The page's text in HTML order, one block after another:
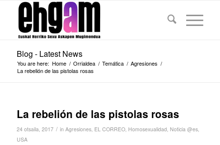
Blog - Latest News
You are here: Home / Orrialdea / Temática / Agresiones /
La rebelión de las pistolas rosas
La rebelión de las pistolas rosas
24 otsaila, 2017 / in Agresiones, EL CORREO, Homosexualidad, Noticia @es,
USA